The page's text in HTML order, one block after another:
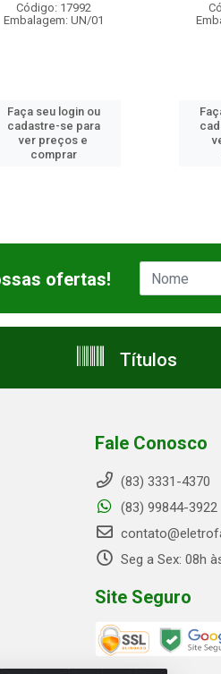
Código: 19093
Embalagem: UN/01
Faça seu login ou
cadastre-se para
ver preços e
comprar
ofertas!
Títulos
Fale Conosco
(83) 3331-4370
(83) 99844-3922
Seg a Sex: 08h
Site Seguro